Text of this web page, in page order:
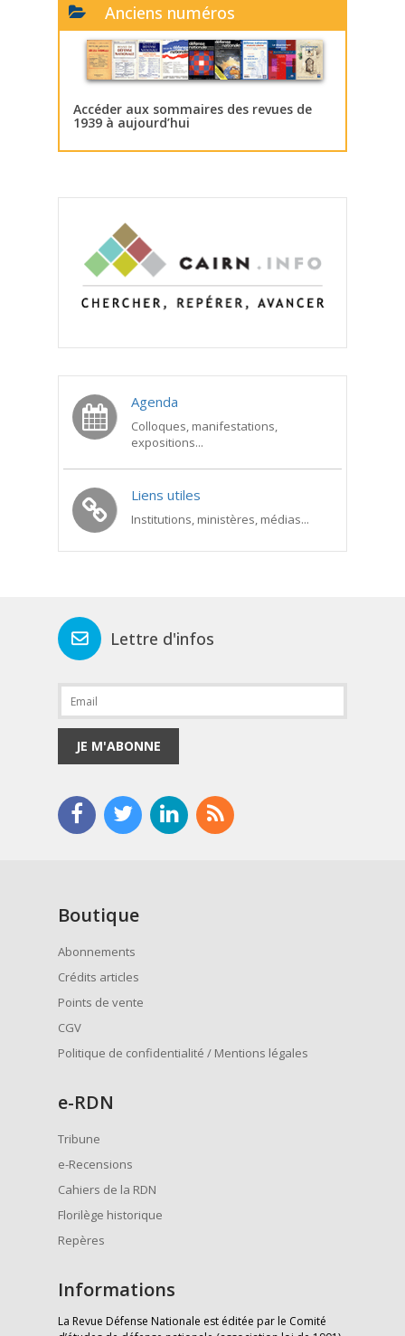
Anciens numéros
Accéder aux sommaires des revues de
1939 à aujourd’hui
Agenda
Colloques, manifestations,
expositions...
Liens utiles
Institutions, ministères, médias...
Lettre d'infos
JE M'ABONNE
Boutique
Abonnements
Crédits articles
Points de vente
CGV
Politique de confidentialité / Mentions légales
e-RDN
Tribune
e-Recensions
Cahiers de la RDN
Florilège historique
Repères
Informations
La Revue Défense Nationale est éditée par le Comité